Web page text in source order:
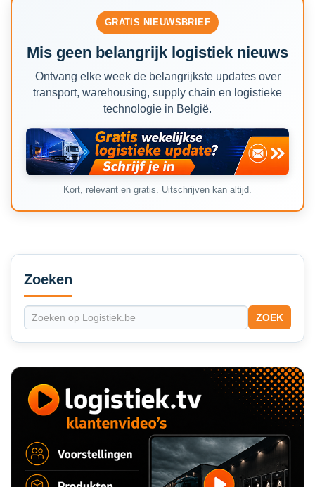
GRATIS NIEUWSBRIEF
Mis geen belangrijk logistiek nieuws
Ontvang elke week de belangrijkste updates over
transport, warehousing, supply chain en logistieke
technologie in België.
Kort, relevant en gratis. Uitschrijven kan altijd.
Secondary
Sidebar
Zoeken
ZOEK